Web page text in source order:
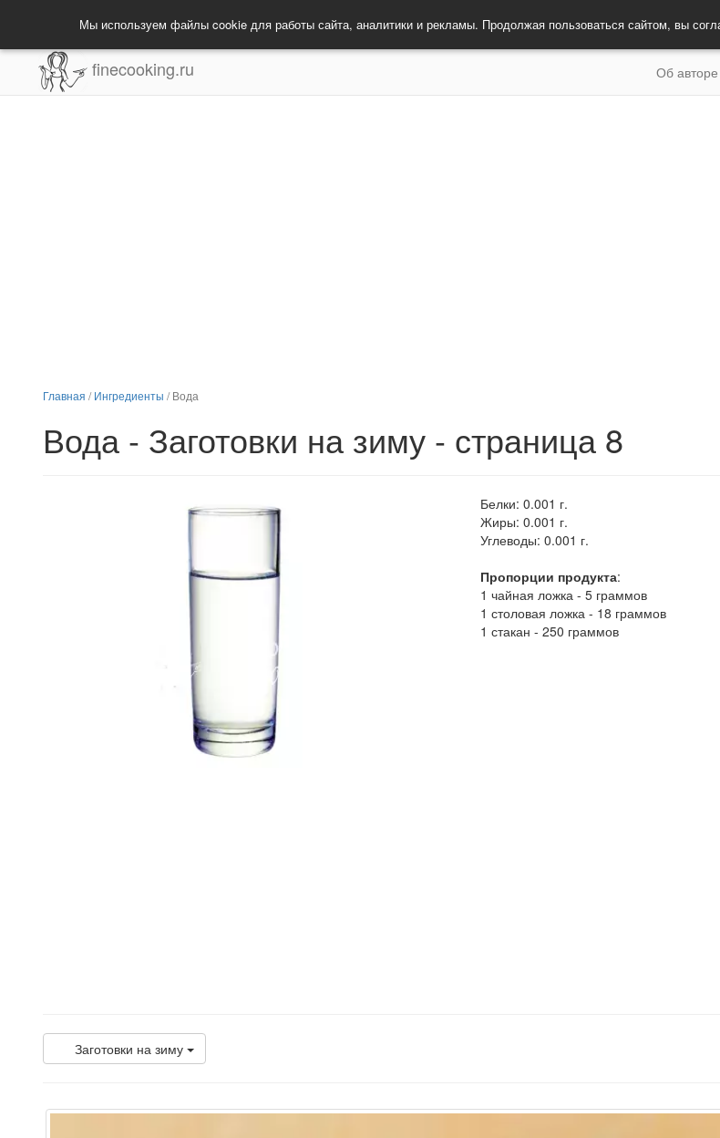
Мы используем файлы cookie для работы сайта, аналитики и рекламы. Продолжая пользоваться сайтом, вы
finecooking.ru Об авторе
Главная /Ингредиенты /Вода
Вода - Заготовки на зиму - страница 8
Белки: 0.001 г.
Жиры: 0.001 г.
Углеводы: 0.001 г.
Пропорции продукта:
1 чайная ложка - 5 граммов
1 столовая ложка - 18 граммов
1 стакан - 250 граммов
Заготовки на зиму